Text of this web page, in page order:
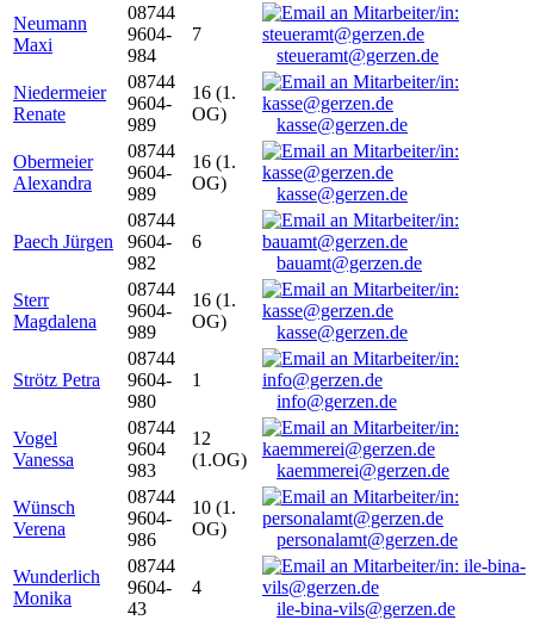
Neumann
Maxi
08744
9604-
984
7
steueramt@gerzen.de
Niedermeier
Renate
08744
9604-
989
16 (1.
OG)
kasse@gerzen.de
Obermeier
Alexandra
08744
9604-
989
16 (1.
OG)
kasse@gerzen.de
Paech Jürgen
08744
9604-
982
6
bauamt@gerzen.de
Sterr
Magdalena
08744
9604-
989
16 (1.
OG)
kasse@gerzen.de
Strötz Petra
08744
9604-
980
1
info@gerzen.de
Vogel
Vanessa
08744
9604
983
12
(1.OG)
kaemmerei@gerzen.de
Wünsch
Verena
08744
9604-
986
10 (1.
OG)
personalamt@gerzen.de
Wunderlich
Monika
08744
9604-
43
4
ile-bina-vils@gerzen.de